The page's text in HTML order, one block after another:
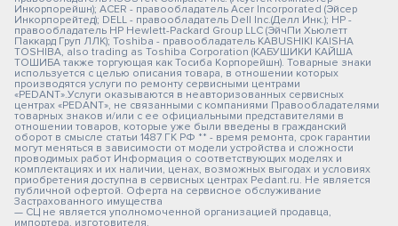
Инкорпорейшн); ACER - правообладатель Acer Incorporated (Эйсер
Инкорпорейтед); DELL - правообладатель Dell Inc.(Делл Инк.); HP -
правообладатель HP Hewlett-Packard Group LLC (ЭйчПи Хьюлетт
Паккард Груп ЛЛК); Toshiba - правообладатель KABUSHIKI KAISHA
TOSHIBA, also trading as Toshiba Corporation (КАБУШИКИ КАЙША
ТОШИБА также торгующая как Тосиба Корпорейшн). Товарные знаки
используется с целью описания товара, в отношении которых
производятся услуги по ремонту сервисными центрами
«PEDANT».Услуги оказываются в неавторизованных сервисных
центрах «PEDANT», не связанными с компаниями Правообладателями
товарных знаков и/или с ее официальными представителями в
отношении товаров, которые уже были введены в гражданский
оборот в смысле статьи 1487 ГК РФ ** - время ремонта, срок гарантии
могут меняться в зависимости от модели устройства и сложности
проводимых работ Информация о соответствующих моделях и
комплектациях и их наличии, ценах, возможных выгодах и условиях
приобретения доступна в сервисных центрах Pedant.ru. Не является
публичной офертой. Оферта на сервисное обслуживание
Застрахованного имущества
— СЦ не является уполномоченной организацией продавца,
импортера, изготовителя.